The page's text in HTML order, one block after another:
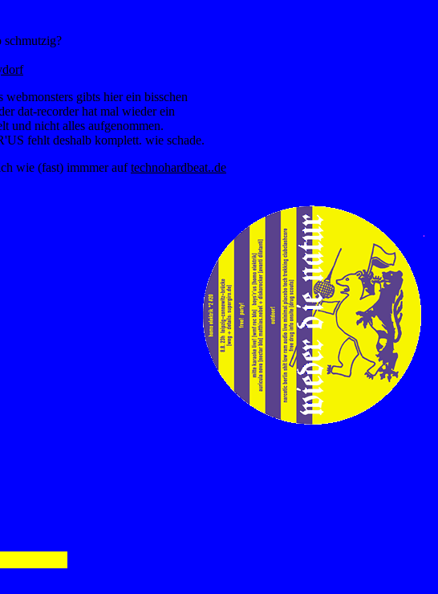
schmutzig?
webmonsters gibts hier ein bisschen
dat-recorder hat mal wieder ein
und nicht alles aufgenommen.
fehlt deshalb komplett. wie schade.
wie (fast) immmer auftechnohardbeat..de